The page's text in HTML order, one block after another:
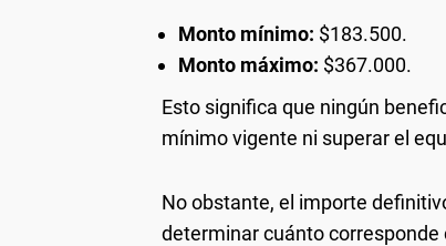
Monto mínimo: $183.500.
Monto máximo: $367.000.
Esto significa que ningún
mínimo vigente ni superar el
No obstante, el importe
determinar cuánto corresponde